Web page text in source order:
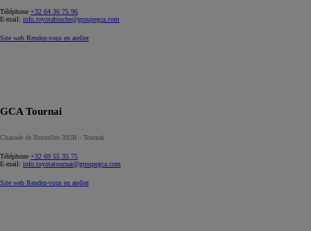
Téléphone +32 64 36 75 96
E-mail: info.toyotabinche@groupegca.com
Site web Rendez-vous en atelier
GCA Tournai
Chausée de Bruxelles 392B - Tournai
Téléphone +32 69 55 35 75
E-mail: info.toyotatournai@groupegca.com
Site web Rendez-vous en atelier